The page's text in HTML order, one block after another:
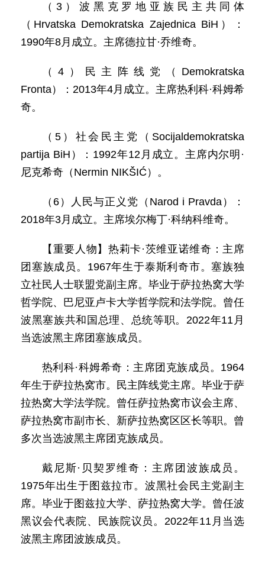
（3）波黑克罗地亚族民主共同体
（Hrvatska Demokratska Zajednica BiH）：
1990年8月成立。主席德拉甘·乔维奇。
（4）民主阵线党（Demokratska
Fronta）：2013年4月成立。主席热利科·科姆希
奇。
（5）社会民主党（Socijaldemokratska
partija BiH）：1992年12月成立。主席内尔明·
尼克希奇（Nermin NIKŠIĆ）。
（6）人民与正义党（Narod i Pravda）：
2018年3月成立。主席埃尔梅丁·科纳科维奇。
【重要人物】热莉卡·茨维亚诺维奇：主席
团塞族成员。1967年生于泰斯利奇市。塞族独
立社民人士联盟党副主席。毕业于萨拉热窝大学
哲学院、巴尼亚卢卡大学哲学院和法学院。曾任
波黑塞族共和国总理、总统等职。2022年11月
当选波黑主席团塞族成员。
热利科·科姆希奇：主席团克族成员。1964
年生于萨拉热窝市。民主阵线党主席。毕业于萨
拉热窝大学法学院。曾任萨拉热窝市议会主席、
萨拉热窝市副市长、新萨拉热窝区区长等职。曾
多次当选波黑主席团克族成员。
戴尼斯·贝契罗维奇：主席团波族成员。
1975年出生于图兹拉市。波黑社会民主党副主
席。毕业于图兹拉大学、萨拉热窝大学。曾任波
黑议会代表院、民族院议员。2022年11月当选
波黑主席团波族成员。